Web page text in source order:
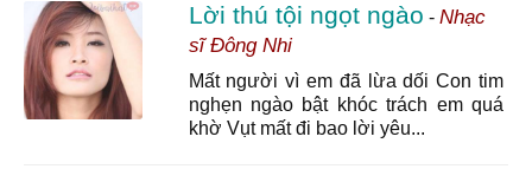
Lời thú tội ngọt ngào - Nhạc
sĩ Đông Nhi
Mất người vì em đã lừa dối Con tim
nghẹn ngào bật khóc trách em quá
khờ Vụt mất đi bao lời yêu...